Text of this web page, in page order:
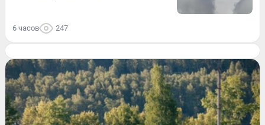
6 часов 247